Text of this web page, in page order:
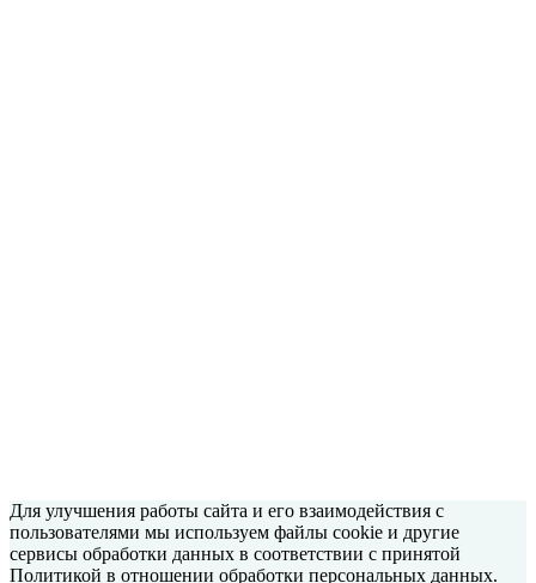
Для улучшения работы сайта и его взаимодействия с
пользователями мы используем файлы cookie и другие
сервисы обработки данных в соответствии с принятой
Политикой в отношении обработки персональных данных.